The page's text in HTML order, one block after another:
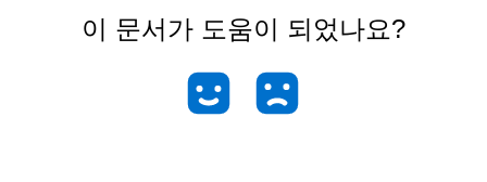
이 문서가 도움이 되었나요?